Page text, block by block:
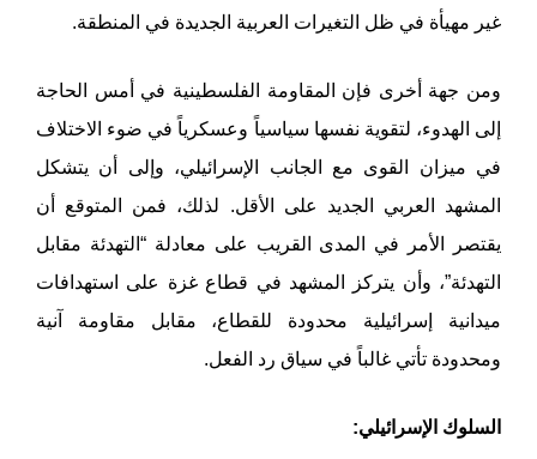
غير مهيأة في ظل التغيرات العربية الجديدة في المنطقة.
ومن جهة أخرى فإن المقاومة الفلسطينية في أمس الحاجة
إلى الهدوء، لتقوية نفسها سياسياً وعسكرياً في ضوء الاختلاف
في ميزان القوى مع الجانب الإسرائيلي، وإلى أن يتشكل
المشهد العربي الجديد على الأقل. لذلك، فمن المتوقع أن
يقتصر الأمر في المدى القريب على معادلة “التهدئة مقابل
التهدئة”، وأن يتركز المشهد في قطاع غزة على استهدافات
ميدانية إسرائيلية محدودة للقطاع، مقابل مقاومة آنية
ومحدودة تأتي غالباً في سياق رد الفعل.
السلوك الإسرائيلي: